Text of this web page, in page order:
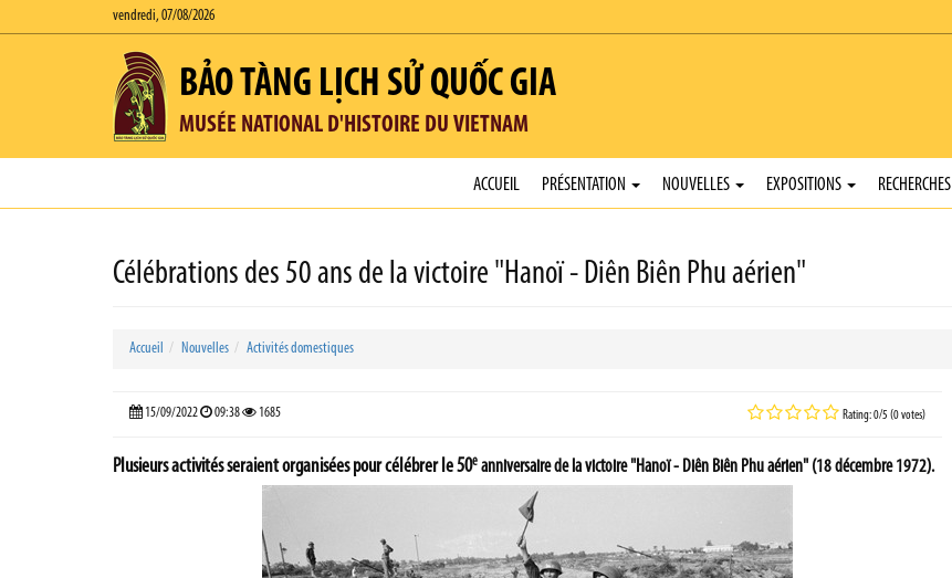
vendredi, 07/08/2026
BẢO TÀNG LỊCH SỬ QUỐC GIA
MUSÉE NATIONAL D'HISTOIRE DU VIETNAM
ACCUEIL PRÉSENTATION NOUVELLES EXPOSITIONS RECHERCHES
Célébrations des 50 ans de la victoire "Hanoï - Diên Biên Phu aérien"
Accueil Nouvelles Activités domestiques
15/09/2022 09:38 1685 Rating: 0/5 (0 votes)
Plusieurs activités seraient organisées pour célébrer le 50e anniversaire de la victoire "Hanoï - Diên Biên Phu aérien" (18 décembre 1972).